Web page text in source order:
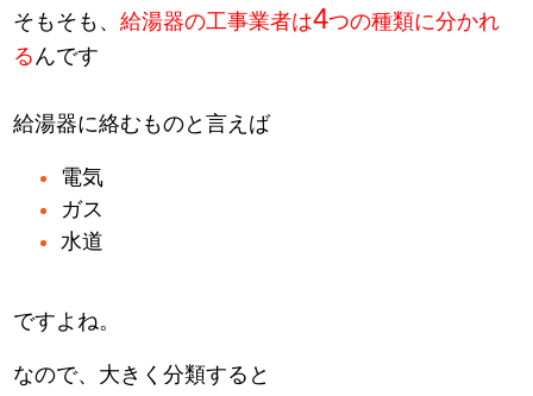
そもそも、給湯器の工事業者は4つの種類に分かれ
る んです
給湯器に絡むものと言えば
電気
ガス
水道
ですよね。
なので、大きく分類すると